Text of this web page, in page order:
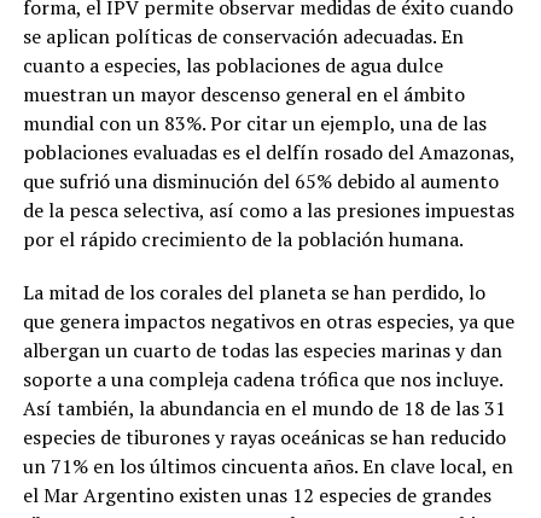
forma, el IPV permite observar medidas de éxito cuando
se aplican políticas de conservación adecuadas. En
cuanto a especies, las poblaciones de agua dulce
muestran un mayor descenso general en el ámbito
mundial con un 83%. Por citar un ejemplo, una de las
poblaciones evaluadas es el delfín rosado del Amazonas,
que sufrió una disminución del 65% debido al aumento
de la pesca selectiva, así como a las presiones impuestas
por el rápido crecimiento de la población humana.
La mitad de los corales del planeta se han perdido, lo
que genera impactos negativos en otras especies, ya que
albergan un cuarto de todas las especies marinas y dan
soporte a una compleja cadena trófica que nos incluye.
Así también, la abundancia en el mundo de 18 de las 31
especies de tiburones y rayas oceánicas se han reducido
un 71% en los últimos cincuenta años. En clave local, en
el Mar Argentino existen unas 12 especies de grandes